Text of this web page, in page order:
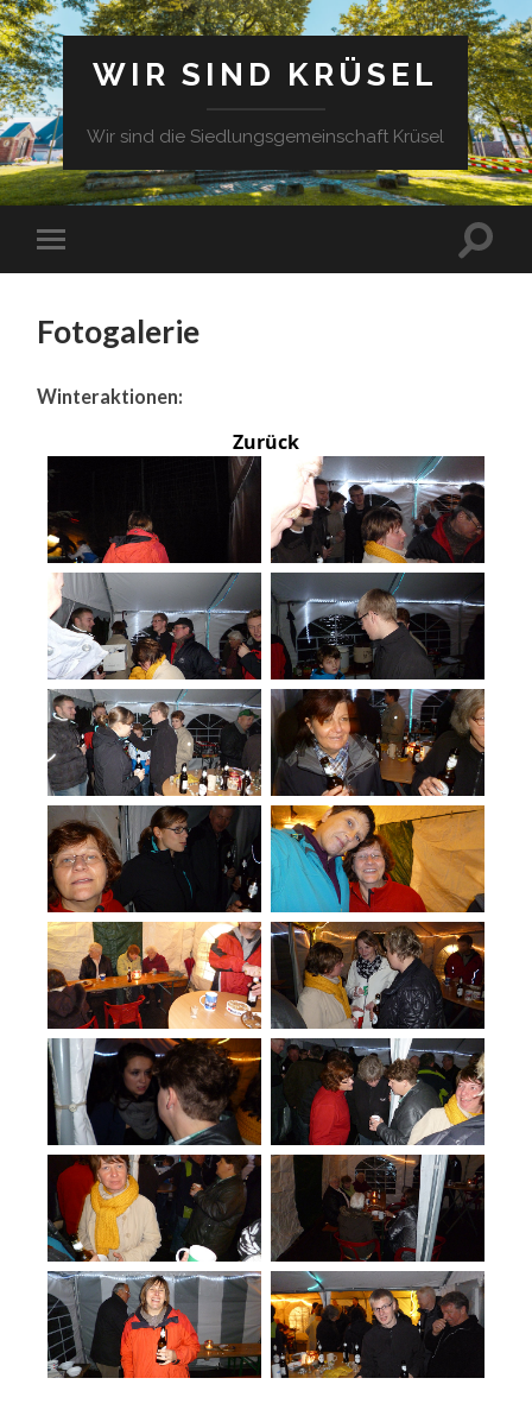
WIR SIND KRÜSEL
Wir sind die Siedlungsgemeinschaft Krüsel
Fotogalerie
Winteraktionen:
Zurück